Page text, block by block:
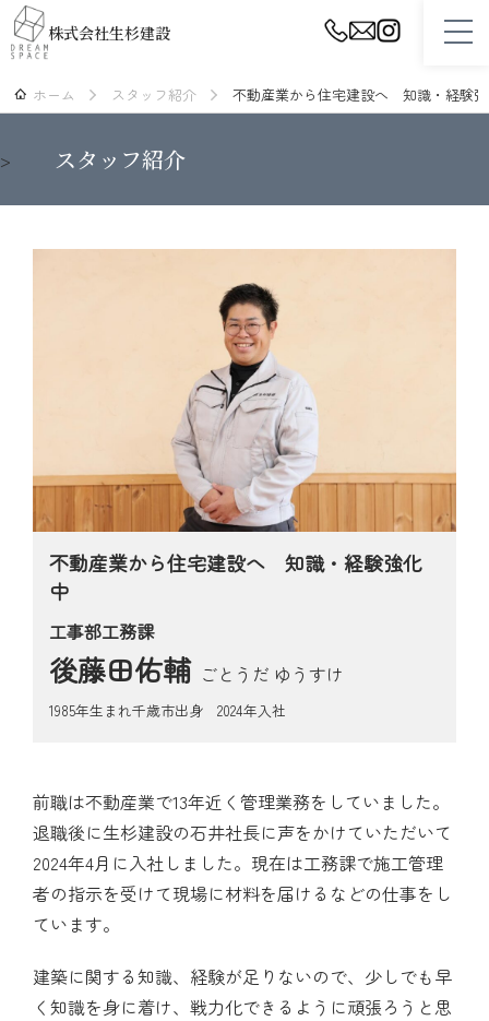
株式会社生杉建設
ホーム
設計・プランニング
性能・品質・保証
スタッフ紹介
不動産（土地・建物）情報
見学会・モデルハウス
お問い合わせ
ホーム スタッフ紹介 不動産業から住宅建設へ 知識・経験
> スタッフ紹介
不動産業から住宅建設へ 知識・経験強化
中
工事部工務課
後藤田佑輔 ごとうだ ゆうすけ
1985年生まれ千歳市出身 2024年入社
前職は不動産業で13年近く管理業務をしていました。
退職後に生杉建設の石井社長に声をかけていただいて
2024年4月に入社しました。現在は工務課で施工管理
者の指示を受けて現場に材料を届けるなどの仕事をし
ています。
建築に関する知識、経験が足りないので、少しでも早
く知識を身に着け、戦力化できるように頑張ろうと思